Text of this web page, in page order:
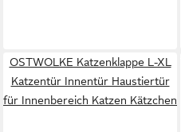
OSTWOLKE Katzenklappe L-XL
Katzentür Innentür Haustiertür
für Innenbereich Katzen Kätzchen